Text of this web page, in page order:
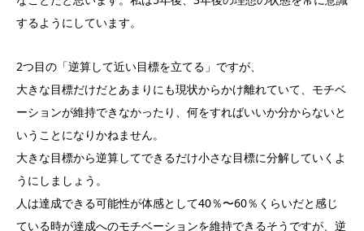
するようにしています。
2つ目の「逆算して近い目標を立てる 」ですが、
大きな目標だけだとあまりにも現状からかけ離れていて、モチベ
ーションが維持できなかったり、何をすればいいか分からないと
いうことになりかねません。
大きな目標から逆算してできるだけ小さな目標に分解していくよ
うにしましょう。
人は達成できる可能性が体感として40％〜60％ くらいだと感じ
ている時が達成へのモチベーションを維持できるそうですが、逆